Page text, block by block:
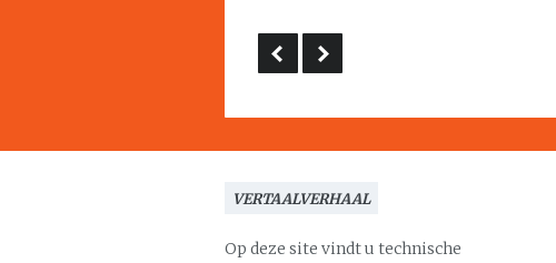
VERTAALVERHAAL
Op deze site vindt u technische